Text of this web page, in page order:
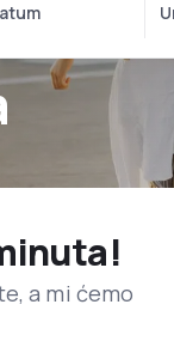
a mi ćemo